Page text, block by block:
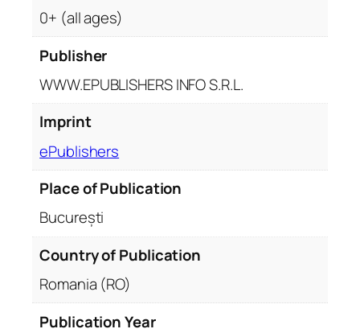
t
0+ (all ages)
Publisher
WWW.EPUBLISHERS INFO S.R.L.
Imprint
ePublishers
Place of Publication
București
Country of Publication
Romania (RO)
Publication Year